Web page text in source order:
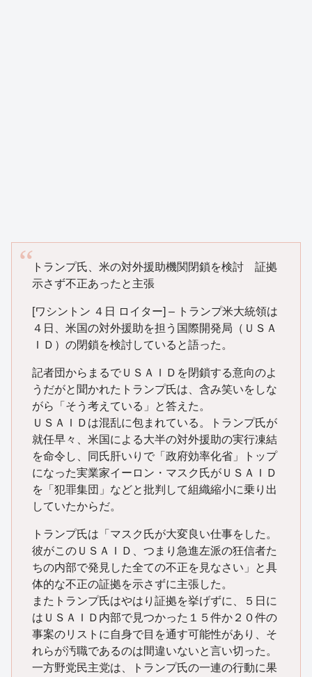
トランプ氏、米の対外援助機関閉鎖を検討 証拠
示さず不正あったと主張
[ワシントン ４日 ロイター] – トランプ米大統領は
４日、米国の対外援助を担う国際開発局（ＵＳＡ
ＩＤ）の閉鎖を検討していると語った。
記者団からまるでＵＳＡＩＤを閉鎖する意向のよ
うだがと聞かれたトランプ氏は、含み笑いをしな
がら「そう考えている」と答えた。
ＵＳＡＩＤは混乱に包まれている。トランプ氏が
就任早々、米国による大半の対外援助の実行凍結
を命令し、同氏肝いりで「政府効率化省」トップ
になった実業家イーロン・マスク氏がＵＳＡＩＤ
を「犯罪集団」などと批判して組織縮小に乗り出
していたからだ。
トランプ氏は「マスク氏が大変良い仕事をした。
彼がこのＵＳＡＩＤ、つまり急進左派の狂信者た
ちの内部で発見した全ての不正を見なさい」と具
体的な不正の証拠を示さずに主張した。
またトランプ氏はやはり証拠を挙げずに、５日に
はＵＳＡＩＤ内部で見つかった１５件か２０件の
事案のリストに自身で目を通す可能性があり、そ
れらが汚職であるのは間違いないと言い切った。
一方野党民主党は、トランプ氏の一連の行動に果